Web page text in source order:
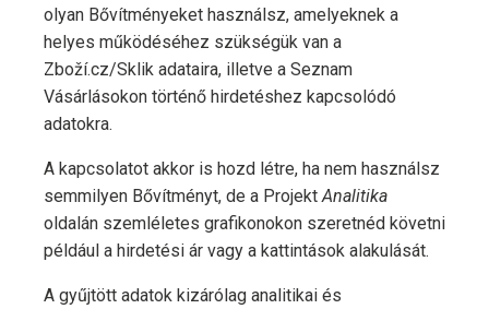
olyan Bővítményeket használsz, amelyeknek a
helyes működéséhez szükségük van a
Zboží.cz/Sklik adataira, illetve a Seznam
Vásárlásokon történő hirdetéshez kapcsolódó
adatokra.
A kapcsolatot akkor is hozd létre, ha nem használsz
semmilyen Bővítményt, de a ProjektAnalitika
oldalán szemléletes grafikonokon szeretnéd követni
például a hirdetési ár vagy a kattintások alakulását.
A gyűjtött adatok kizárólag analitikai és